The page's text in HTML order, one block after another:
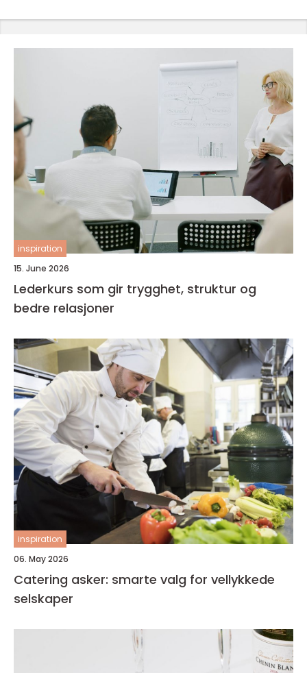
inspiration
15. June 2026
Lederkurs som gir trygghet, struktur og
bedre relasjoner
inspiration
06. May 2026
Catering asker: smarte valg for vellykkede
selskaper